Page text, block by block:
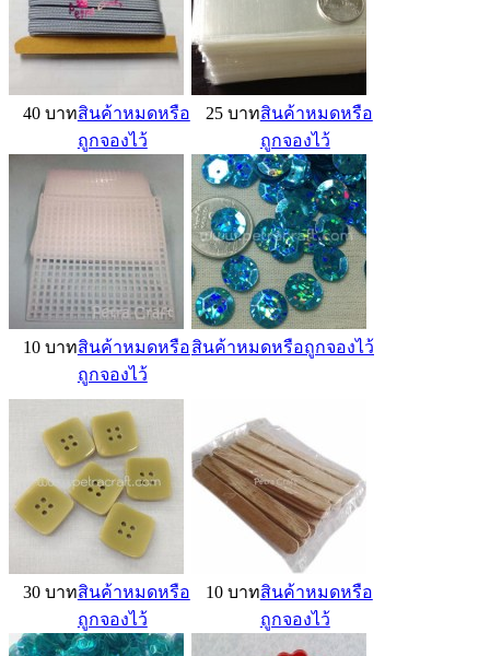
40 บาทสินค้าหมดหรือ
ถูกจองไว้
25 บาทสินค้าหมดหรือ
ถูกจองไว้
10 บาทสินค้าหมดหรือ
ถูกจองไว้
สินค้าหมดหรือถูกจองไว้
30 บาทสินค้าหมดหรือ
ถูกจองไว้
10 บาทสินค้าหมดหรือ
ถูกจองไว้